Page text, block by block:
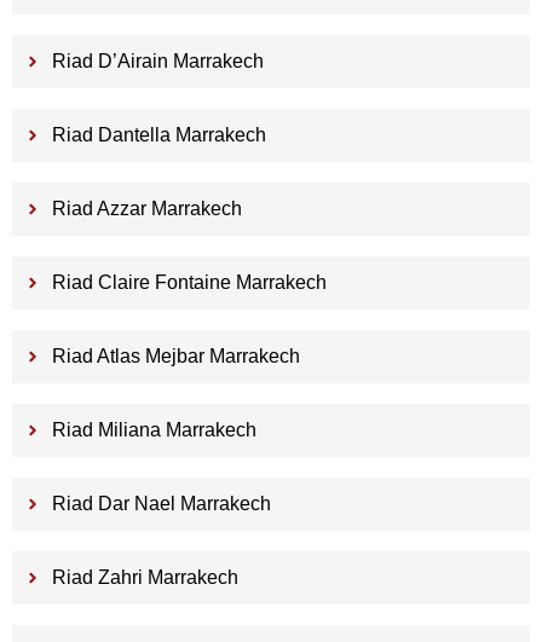
Riad D’Airain Marrakech
Riad Dantella Marrakech
Riad Azzar Marrakech
Riad Claire Fontaine Marrakech
Riad Atlas Mejbar Marrakech
Riad Miliana Marrakech
Riad Dar Nael Marrakech
Riad Zahri Marrakech